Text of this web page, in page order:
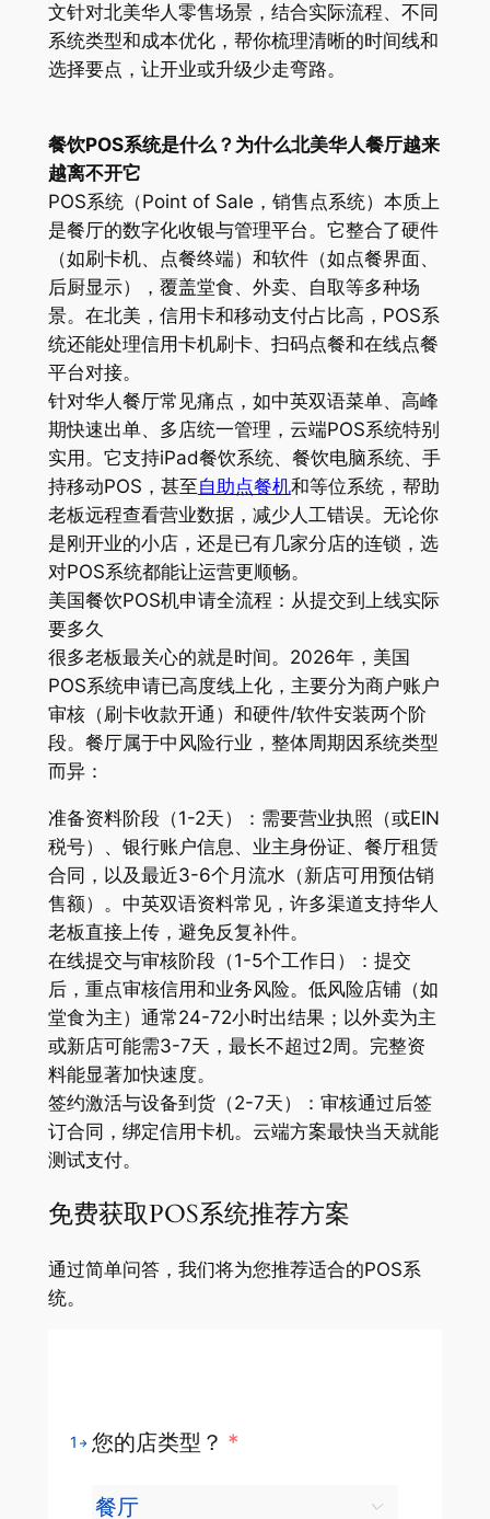
文针对北美华人零售场景，结合实际流程、不同
系统类型和成本优化，帮你梳理清晰的时间线和
选择要点，让开业或升级少走弯路。
餐饮POS系统是什么？为什么北美华人餐厅越来
越离不开它
POS系统（Point of Sale，销售点系统）本质上
是餐厅的数字化收银与管理平台。它整合了硬件
（如刷卡机、点餐终端）和软件（如点餐界面、
后厨显示），覆盖堂食、外卖、自取等多种场
景。在北美，信用卡和移动支付占比高，POS系
统还能处理信用卡机刷卡、扫码点餐和在线点餐
平台对接。
针对华人餐厅常见痛点，如中英双语菜单、高峰
期快速出单、多店统一管理，云端POS系统特别
实用。它支持iPad餐饮系统、餐饮电脑系统、手
持移动POS，甚至自助点餐机和等位系统，帮助
老板远程查看营业数据，减少人工错误。无论你
是刚开业的小店，还是已有几家分店的连锁，选
对POS系统都能让运营更顺畅。
美国餐饮POS机申请全流程：从提交到上线实际
要多久
很多老板最关心的就是时间。2026年，美国
POS系统申请已高度线上化，主要分为商户账户
审核（刷卡收款开通）和硬件/软件安装两个阶
段。餐厅属于中风险行业，整体周期因系统类型
而异：
准备资料阶段（1-2天）：需要营业执照（或EIN
税号）、银行账户信息、业主身份证、餐厅租赁
合同，以及最近3-6个月流水（新店可用预估销
售额）。中英双语资料常见，许多渠道支持华人
老板直接上传，避免反复补件。
在线提交与审核阶段（1-5个工作日）：提交
后，重点审核信用和业务风险。低风险店铺（如
堂食为主）通常24-72小时出结果；以外卖为主
或新店可能需3-7天，最长不超过2周。完整资
料能显著加快速度。
签约激活与设备到货（2-7天）：审核通过后签
订合同，绑定信用卡机。云端方案最快当天就能
测试支付。
免费获取POS系统推荐方案
通过简单问答，我们将为您推荐适合的POS系
统。
1 您的店类型？ *